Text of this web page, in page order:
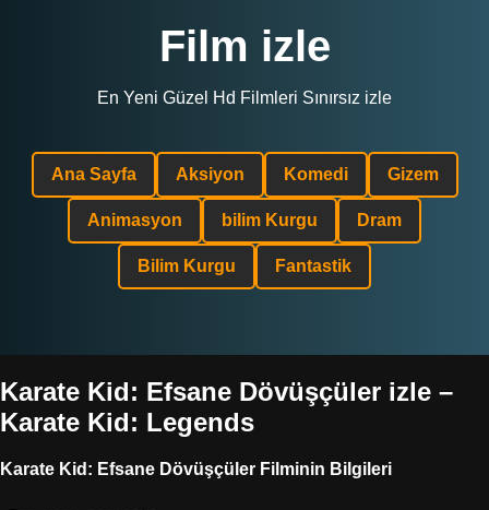
Film izle
En Yeni Güzel Hd Filmleri Sınırsız izle
Ana Sayfa Aksiyon Komedi Gizem
Animasyon bilim Kurgu Dram
Bilim Kurgu Fantastik
Karate Kid: Efsane Dövüşçüler izle –
Karate Kid: Legends
Karate Kid: Efsane Dövüşçüler Filminin Bilgileri